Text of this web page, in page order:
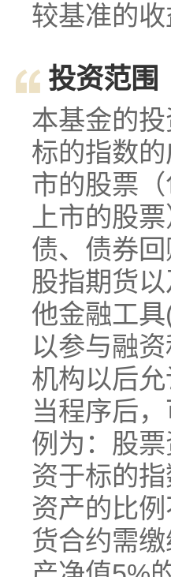
较基准的收
投资范围
本基金的
标的指数
市的股票
上市的股
债、债券
股指期货
他金融工
以参与融
机构以后
当程序后
例为：股
资于标的
资产的比
货合约需